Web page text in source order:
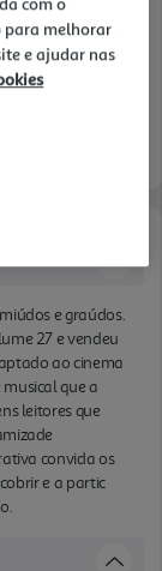
e graúdos.
27 e vendeu
ao cinema
que a
leitores que
convida os
e a partic
para melhorar
e ajudar nas